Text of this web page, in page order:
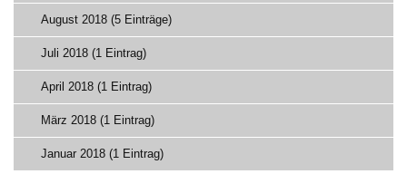
August 2018 (5 Einträge)
Juli 2018 (1 Eintrag)
April 2018 (1 Eintrag)
März 2018 (1 Eintrag)
Januar 2018 (1 Eintrag)